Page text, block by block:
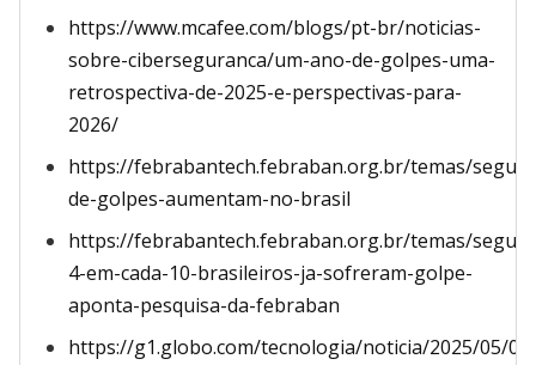
https://www.mcafee.com/blogs/pt-br/noticias-
sobre-ciberseguranca/um-ano-de-golpes-uma-
retrospectiva-de-2025-e-perspectivas-para-
2026/
https://febrabantech.febraban.org.br/temas/
de-golpes-aumentam-no-brasil
https://febrabantech.febraban.org.br/temas/
4-em-cada-10-brasileiros-ja-sofreram-golpe-
aponta-pesquisa-da-febraban
https://g1.globo.com/tecnologia/noticia/2025/05/